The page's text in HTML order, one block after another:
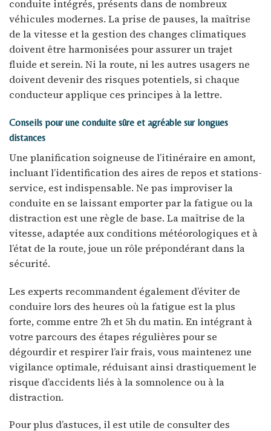
conduite intégrés, présents dans de nombreux
véhicules modernes. La prise de pauses, la maîtrise
de la vitesse et la gestion des changes climatiques
doivent être harmonisées pour assurer un trajet
fluide et serein. Ni la route, ni les autres usagers ne
doivent devenir des risques potentiels, si chaque
conducteur applique ces principes à la lettre.
Conseils pour une conduite sûre et agréable sur longues
distances
Une planification soigneuse de l’itinéraire en amont,
incluant l’identification des aires de repos et stations-
service, est indispensable. Ne pas improviser la
conduite en se laissant emporter par la fatigue ou la
distraction est une règle de base. La maîtrise de la
vitesse, adaptée aux conditions météorologiques et à
l’état de la route, joue un rôle prépondérant dans la
sécurité.
Les experts recommandent également d’éviter de
conduire lors des heures où la fatigue est la plus
forte, comme entre 2h et 5h du matin. En intégrant à
votre parcours des étapes régulières pour se
dégourdir et respirer l’air frais, vous maintenez une
vigilance optimale, réduisant ainsi drastiquement le
risque d’accidents liés à la somnolence ou à la
distraction.
Pour plus d’astuces, il est utile de consulter des